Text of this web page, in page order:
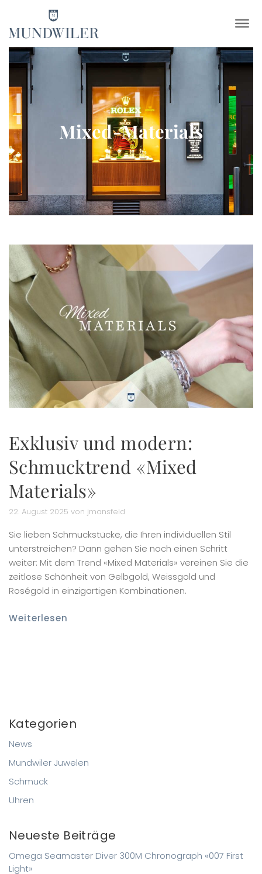
×
Mixed-Materials
Exklusiv und modern:
Schmucktrend «Mixed
Materials»
22. August 2025 von jmansfeld
Sie lieben Schmuckstücke, die Ihren individuellen Stil
unterstreichen? Dann gehen Sie noch einen Schritt
weiter: Mit dem Trend «Mixed Materials» vereinen Sie die
zeitlose Schönheit von Gelbgold, Weissgold und
Roségold in einzigartigen Kombinationen.
Weiterlesen
Kategorien
News
Mundwiler Juwelen
Schmuck
Uhren
Neueste Beiträge
Omega Seamaster Diver 300M Chronograph «007 First
Light»